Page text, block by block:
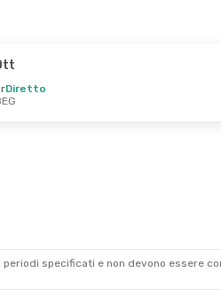
Diretto
specificati e non devono essere